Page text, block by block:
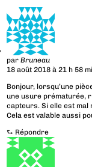
parBruneau
18 août 2018 à 21 h 58
Bonjour, lorsqu’une
une usure prématurée,
capteurs. Si elle est mal
Cela est valable aussi
⮑ Répondre